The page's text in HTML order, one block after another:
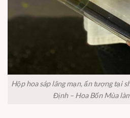
Hộp hoa sáp lãng mạn, ấn tượng tại
Định – Hoa Bốn Mùa